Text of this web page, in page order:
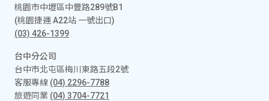
桃園市中壢區中豐路289號B1
(桃園捷運 A22站 一號出口)
(03) 426-1399
台中分公司
台中市北屯區梅川東路五段2號
客服專線 (04) 2296-7788
旅遊同業 (04) 3704-7721